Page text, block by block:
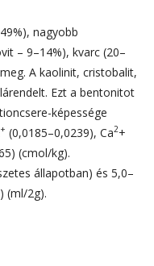
nagyobb
– 9–14%), kvarc (20–
A kaolinit, cristobalit,
Ezt a bentonitot
képessége
+ (0,0185–0,0239), Ca2+
(cmol/kg).
állapotban) és 5,0–
) (ml/2g).